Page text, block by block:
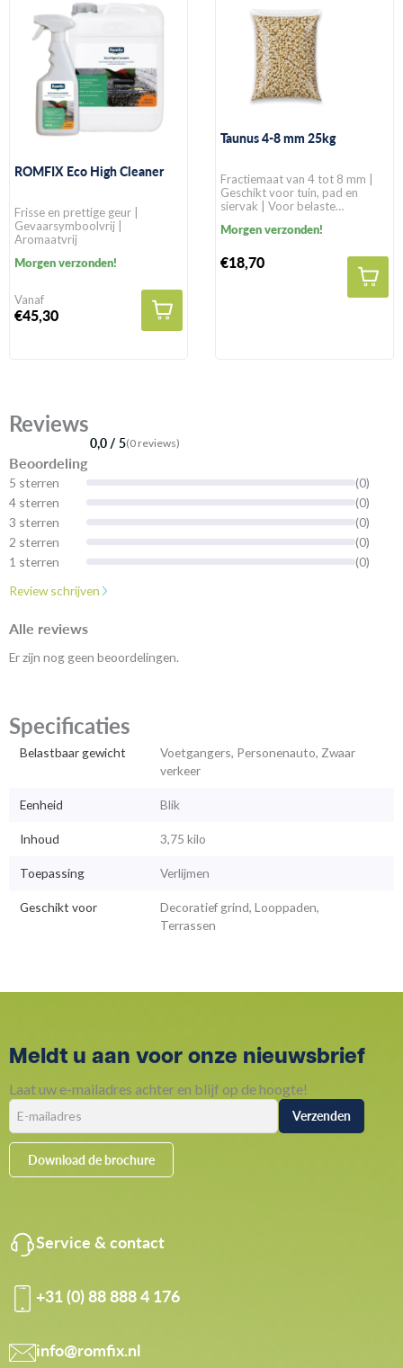
ROMFIX Eco High Cleaner
Frisse en prettige geur |
Gevaarsymboolvrij |
Aromaatvrij
Morgen verzonden!
Vanaf
€45,30
Taunus 4-8 mm 25kg
Fractiemaat van 4 tot 8 mm |
Geschikt voor tuin, pad en
siervak | Voor belaste
12,5% kwartszand
Morgen verzonden!
€18,70
Reviews
0,0 / 5(0 reviews)
Beoordeling
5 sterren
(0)
4 sterren
(0)
3 sterren
(0)
2 sterren
(0)
1 sterren
(0)
Review schrijven
Alle reviews
Er zijn nog geen beoordelingen.
Specificaties
Belastbaar gewicht
Voetgangers, Personenauto, Zwaar
verkeer
Eenheid Blik
Inhoud 3,75 kilo
Toepassing Verlijmen
Geschikt voor
Decoratief grind, Looppaden,
Terrassen
Meldt u aan voor onze nieuwsbrief
Laat uw e-mailadres achter en blijf op de hoogte!
Download de brochure
Service & contact
+31 (0) 88 888 4 176
info@romfix.nl